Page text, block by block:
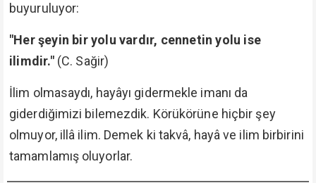
buyuruluyor:
"Her şeyin bir yolu vardır, cennetin yolu ise
ilimdir." (C. Sağir)
İlim olmasaydı, hayâyı gidermekle imanı da
giderdiğimizi bilemezdik. Körükörüne hiçbir şey
olmuyor, illâ ilim. Demek ki takvâ, hayâ ve ilim birbirini
tamamlamış oluyorlar.